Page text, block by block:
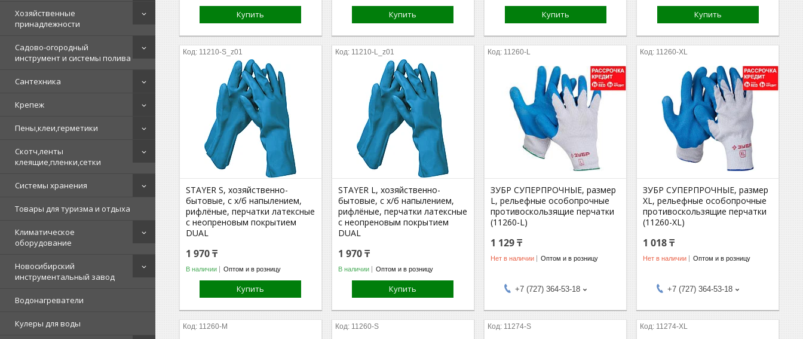
Хозяйственные
принадлежности
Садово-огородный
инструмент и системы полива
Сантехника
Крепеж
Пены,клеи,герметики
Скотч,ленты
клеящие,пленки,сетки
Системы хранения
Товары для туризма и отдыха
Климатическое
оборудование
Новосибирский
инструментальный завод
Водонагреватели
Кулеры для воды
Купить Купить Купить Купить
11210-S_z01
STAYER S, хозяйственно-
бытовые, с х/б напылением,
рифлёные, перчатки латексные
с неопреновым покрытием
DUAL
1 970 ₸
В наличии Оптом и в розницу
Купить
11210-L_z01
STAYER L, хозяйственно-
бытовые, с х/б напылением,
рифлёные, перчатки латексные
с неопреновым покрытием
DUAL
1 970 ₸
В наличии Оптом и в розницу
Купить
11260-L
ЗУБР СУПЕРПРОЧНЫЕ, размер
L, рельефные особопрочные
противоскользящие перчатки
(11260-L)
1 129 ₸
Нет в наличии Оптом и в розницу
+7 (727) 364-53-18
11260-XL
ЗУБР СУПЕРПРОЧНЫЕ, размер
XL, рельефные особопрочные
противоскользящие перчатки
(11260-XL)
1 018 ₸
Нет в наличии Оптом и в розницу
+7 (727) 364-53-18
11260-M 11260-S 11274-S 11274-XL